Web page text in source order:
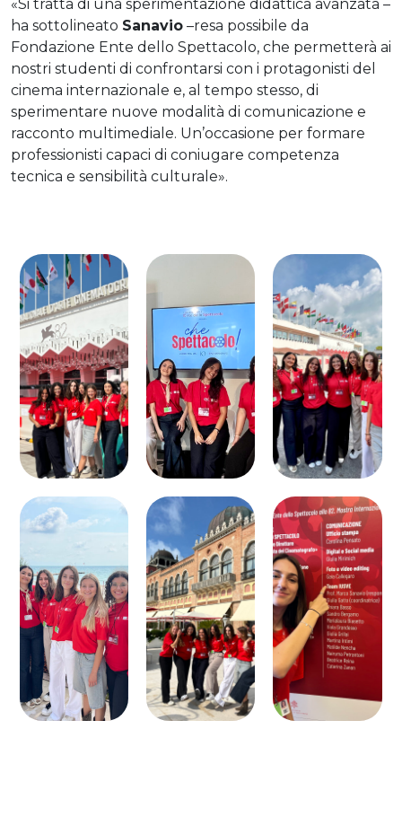
«Si tratta di una sperimentazione didattica avanzata –
ha sottolineato Sanavio –resa possibile da
Fondazione Ente dello Spettacolo, che permetterà ai
nostri studenti di confrontarsi con i protagonisti del
cinema internazionale e, al tempo stesso, di
sperimentare nuove modalità di comunicazione e
racconto multimediale. Un’occasione per formare
professionisti capaci di coniugare competenza
tecnica e sensibilità culturale».